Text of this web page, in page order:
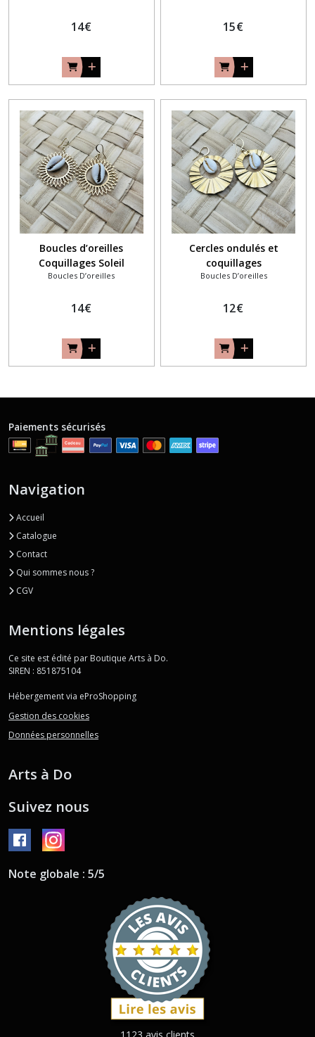
14€ 15€
Boucles d’oreilles
Coquillages Soleil
Boucles D’oreilles
14€
Cercles ondulés et
coquillages
Boucles D’oreilles
12€
Paiements sécurisés
Navigation
Accueil
Catalogue
Contact
Qui sommes nous ?
CGV
Mentions légales
Ce site est édité par Boutique Arts à Do.
SIREN : 851875104
Hébergement via eProShopping
Gestion des cookies
Données personnelles
Arts à Do
Suivez nous
Note globale : 5/5